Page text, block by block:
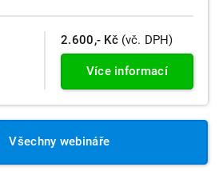
2.600,- Kč (vč. DPH)
Více informací
Všechny webináře